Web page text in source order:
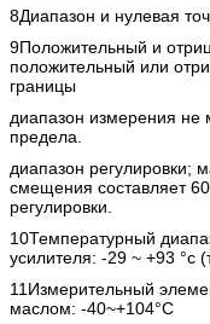
8Диапазон и нулевая
9Положительный и
положительный или
границы
диапазон измерения не
предела.
диапазон регулировки;
смещения составляет
регулировки.
10Температурный
усилителя: -29 ~ +93 °c
11Измерительный
маслом: -40~+104°C